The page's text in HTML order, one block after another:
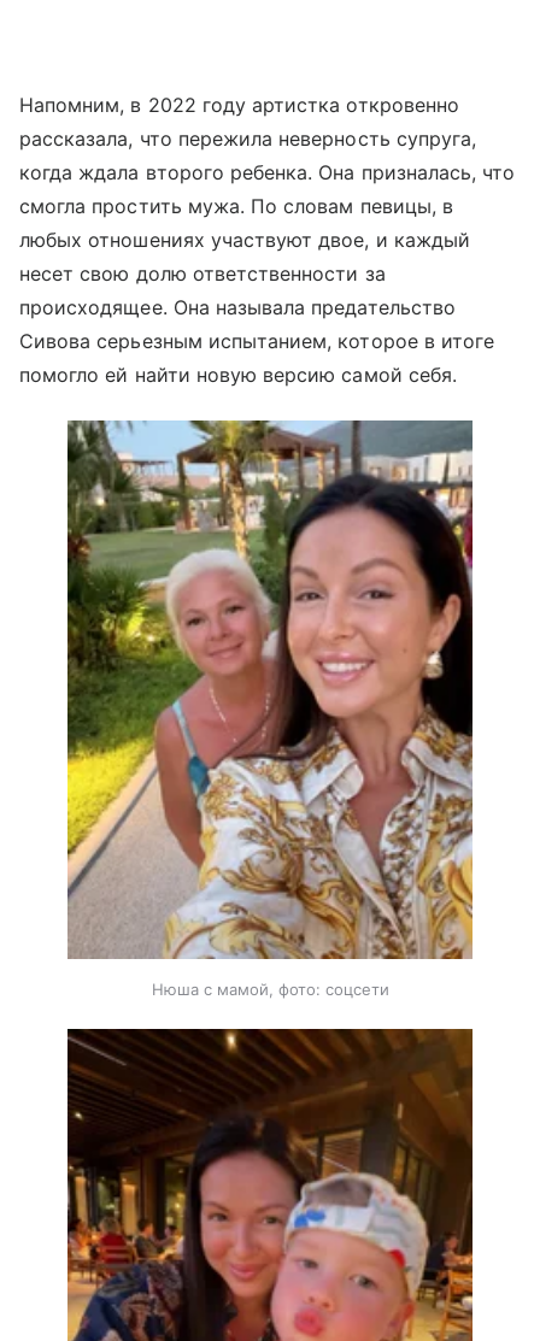
Напомним, в 2022 году артистка откровенно
рассказала, что пережила неверность супруга,
когда ждала второго ребенка. Она призналась, что
смогла простить мужа. По словам певицы, в
любых отношениях участвуют двое, и каждый
несет свою долю ответственности за
происходящее. Она называла предательство
Сивова серьезным испытанием, которое в итоге
помогло ей найти новую версию самой себя.
Нюша с мамой, фото: соцсети